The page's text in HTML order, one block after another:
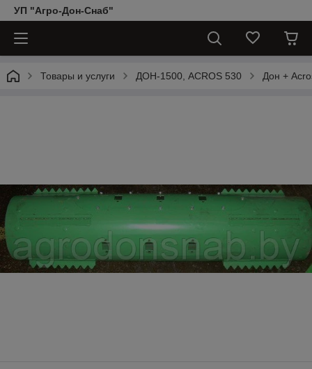
УП "Агро-Дон-Снаб"
Товары и услуги ДОН-1500, АCROS 530 Дон +